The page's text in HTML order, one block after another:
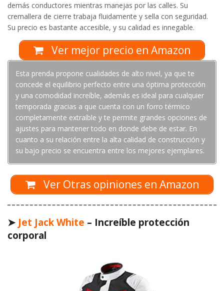
demás conductores mientras manejas por las calles. Su
cremallera de cierre trabaja fluidamente y sella con seguridad.
Su precio es bastante accesible, y su calidad es innegable.
Ver mejor precio en Amazon
Esta prenda propone cualidades de alto nivel, ya que te
concede el equilibrio perfecto entre una óptima protección
y una comodidad increíble, además es ideal para cualquier
temporada gracias a que cuenta con un forro térmico
completamente extraíble y te permite grandes opciones de
ajustes para mantener todo en donde debe de estar. En
cuanto a su relación entre la alta calidad de construcción y
su bajo precio se encuentra entre los mejores ejemplares.
Ver Otras opiniones en Amazon
➤ Jet Jack White – Increíble protección
corporal